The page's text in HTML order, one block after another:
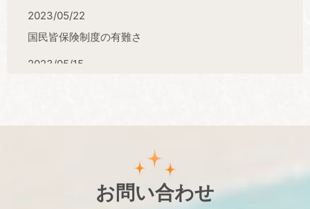
医療情報・システム基盤整備体制充実加算に関するお
知らせ
新型コロナウイルス検査キットについて
2023/05/22
国民皆保険制度の有難さ
2023/05/15
ChatGPTにブログネタ聞いてみた
お問い合わせ